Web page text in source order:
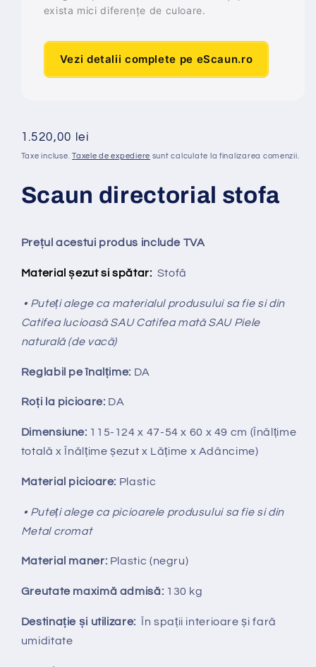
exista mici diferențe de culoare.
Vezi detalii complete pe eScaun.ro
Preț
obișnuit
1.520,00 lei
Taxe incluse.Taxele de expediere sunt calculate la finalizarea comenzii.
Scaun directorial stofa
Prețul acestui produs include TVA
Material șezut si spătar: Stofă
• Puteți alege ca materialul produsului sa fie si din
Catifea lucioasă SAU Catifea mată SAU Piele
naturală (de vacă)
Reglabil peînal țime: DA
Roți la picioare: DA
Dimensiune: 115-124x 47-54 x 60 x 49 cm (Înălțime
totală x Înălțimeșezut x Lățime x Adâncime)
Material picioare: Plastic
• Puteți alege ca picioarele produsului sa fie si din
Metal cromat
Material maner: Plastic (negru)
Greutate maximă admisă: 130 kg
Destinație și utilizare: În spații interioare și fară
umiditate